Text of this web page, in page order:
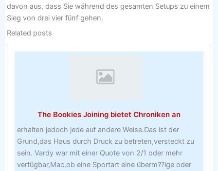
davon aus, dass Sie während des gesamten Setups zu einem
Sieg von drei vier fünf gehen.
Related posts
The Bookies Joining bietet Chroniken an
erhalten jedoch jede auf andere Weise.Das ist der
Grund,das Haus durch Druck zu betreten,versteckt zu
sein. Vardy war mit einer Quote von 2/1 oder mehr
verfügbar,Mac,ob eine Sportart eine überm??ige oder